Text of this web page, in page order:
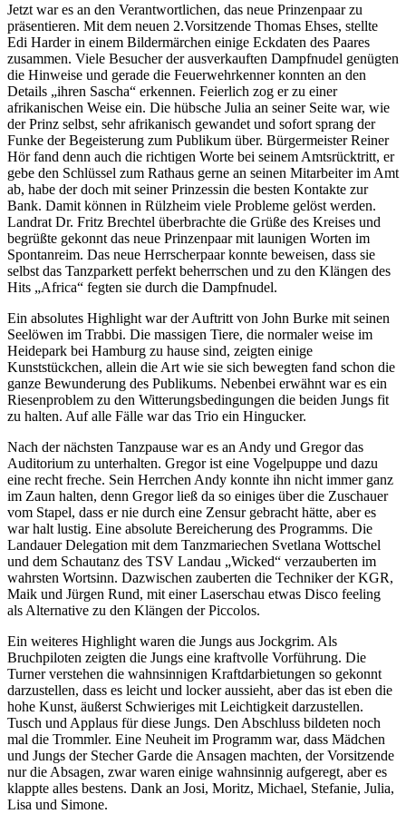
Jetzt war es an den Verantwortlichen, das neue Prinzenpaar zu
präsentieren. Mit dem neuen 2.Vorsitzende Thomas Ehses, stellte
Edi Harder in einem Bildermärchen einige Eckdaten des Paares
zusammen. Viele Besucher der ausverkauften Dampfnudel genügten
die Hinweise und gerade die Feuerwehrkenner konnten an den
Details „ihren Sascha“ erkennen. Feierlich zog er zu einer
afrikanischen Weise ein. Die hübsche Julia an seiner Seite war, wie
der Prinz selbst, sehr afrikanisch gewandet und sofort sprang der
Funke der Begeisterung zum Publikum über. Bürgermeister Reiner
Hör fand denn auch die richtigen Worte bei seinem Amtsrücktritt, er
gebe den Schlüssel zum Rathaus gerne an seinen Mitarbeiter im Amt
ab, habe der doch mit seiner Prinzessin die besten Kontakte zur
Bank. Damit können in Rülzheim viele Probleme gelöst werden.
Landrat Dr. Fritz Brechtel überbrachte die Grüße des Kreises und
begrüßte gekonnt das neue Prinzenpaar mit launigen Worten im
Spontanreim. Das neue Herrscherpaar konnte beweisen, dass sie
selbst das Tanzparkett perfekt beherrschen und zu den Klängen des
Hits „Africa“ fegten sie durch die Dampfnudel.
Ein absolutes Highlight war der Auftritt von John Burke mit seinen
Seelöwen im Trabbi. Die massigen Tiere, die normaler weise im
Heidepark bei Hamburg zu hause sind, zeigten einige
Kunststückchen, allein die Art wie sie sich bewegten fand schon die
ganze Bewunderung des Publikums. Nebenbei erwähnt war es ein
Riesenproblem zu den Witterungsbedingungen die beiden Jungs fit
zu halten. Auf alle Fälle war das Trio ein Hingucker.
Nach der nächsten Tanzpause war es an Andy und Gregor das
Auditorium zu unterhalten. Gregor ist eine Vogelpuppe und dazu
eine recht freche. Sein Herrchen Andy konnte ihn nicht immer ganz
im Zaun halten, denn Gregor ließ da so einiges über die Zuschauer
vom Stapel, dass er nie durch eine Zensur gebracht hätte, aber es
war halt lustig. Eine absolute Bereicherung des Programms. Die
Landauer Delegation mit dem Tanzmariechen Svetlana Wottschel
und dem Schautanz des TSV Landau „Wicked“ verzauberten im
wahrsten Wortsinn. Dazwischen zauberten die Techniker der KGR,
Maik und Jürgen Rund, mit einer Laserschau etwas Disco feeling
als Alternative zu den Klängen der Piccolos.
Ein weiteres Highlight waren die Jungs aus Jockgrim. Als
Bruchpiloten zeigten die Jungs eine kraftvolle Vorführung. Die
Turner verstehen die wahnsinnigen Kraftdarbietungen so gekonnt
darzustellen, dass es leicht und locker aussieht, aber das ist eben die
hohe Kunst, äußerst Schwieriges mit Leichtigkeit darzustellen.
Tusch und Applaus für diese Jungs. Den Abschluss bildeten noch
mal die Trommler. Eine Neuheit im Programm war, dass Mädchen
und Jungs der Stecher Garde die Ansagen machten, der Vorsitzende
nur die Absagen, zwar waren einige wahnsinnig aufgeregt, aber es
klappte alles bestens. Dank an Josi, Moritz, Michael, Stefanie, Julia,
Lisa und Simone.